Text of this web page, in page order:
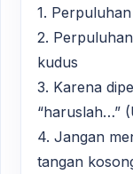
1.
2.
kudus
3. Karena
“haruslah…”
4. Jangan
tangan